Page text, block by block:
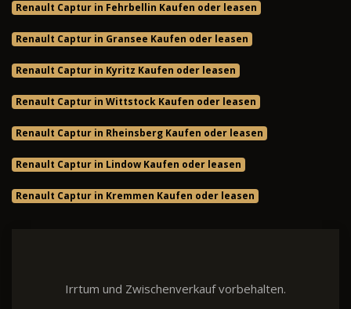
Renault Captur in Fehrbellin Kaufen oder leasen
Renault Captur in Gransee Kaufen oder leasen
Renault Captur in Kyritz Kaufen oder leasen
Renault Captur in Wittstock Kaufen oder leasen
Renault Captur in Rheinsberg Kaufen oder leasen
Renault Captur in Lindow Kaufen oder leasen
Renault Captur in Kremmen Kaufen oder leasen
Irrtum und Zwischenverkauf vorbehalten.